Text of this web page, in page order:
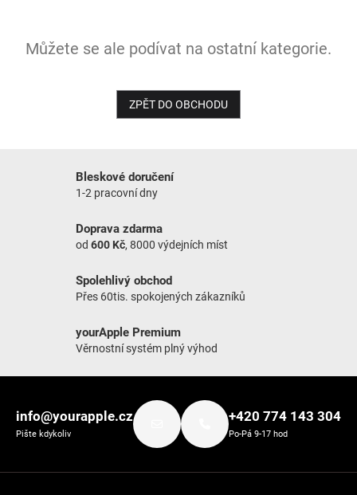
Můžete se ale podívat na ostatní kategorie.
ZPĚT DO OBCHODU
Bleskové doručení
1-2 pracovní dny
Doprava zdarma
od 600 Kč, 8000 výdejních míst
Spolehlivý obchod
Přes 60tis. spokojených zákazníků
yourApple Premium
Věrnostní systém plný výhod
info@yourapple.cz
Pište kdykoliv
+420 774 143 304
Po-Pá 9-17 hod